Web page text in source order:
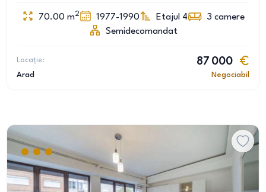
70.00 m2 1977-1990 Etajul 4 3 camere
Semidecomandat
Locație:
Arad
87 000
Negociabil